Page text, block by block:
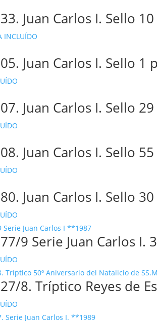
Juan Carlos I. Sello
INCLUÍDO
Juan Carlos I. Sello 1
Juan Carlos I. Sello
Juan Carlos I. Sello
Juan Carlos I. Sello
9 Serie Juan Carlos I.
8. Tríptico Reyes de